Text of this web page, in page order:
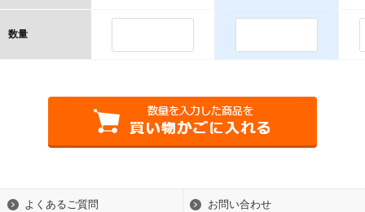
数量
よくあるご質問 お問い合わせ